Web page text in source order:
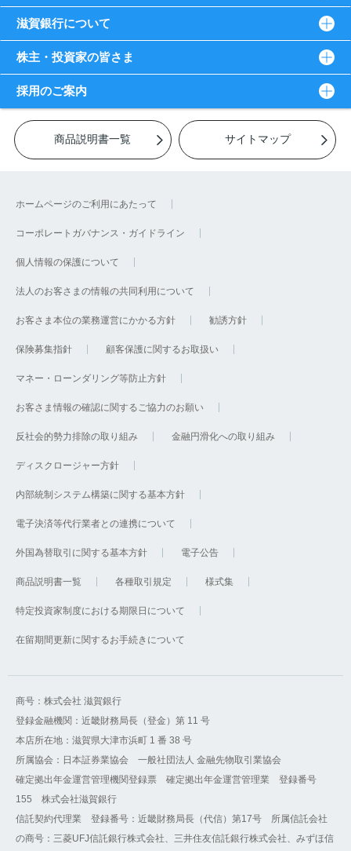
滋賀銀行について
株主・投資家の皆さま
採用のご案内
商品説明書一覧 サイトマップ
ホームページのご利用にあたって
コーポレートガバナンス・ガイドライン
個人情報の保護について
法人のお客さまの情報の共同利用について
お客さま本位の業務運営にかかる方針 勧誘方針
保険募集指針 顧客保護に関するお取扱い
マネー・ローンダリング等防止方針
お客さま情報の確認に関するご協力のお願い
反社会的勢力排除の取り組み 金融円滑化への取り組み
ディスクロージャー方針
内部統制システム構築に関する基本方針
電子決済等代行業者との連携について
外国為替取引に関する基本方針 電子公告
商品説明書一覧 各種取引規定 様式集
特定投資家制度における期限日について
在留期間更新に関するお手続きについて
商号：株式会社 滋賀銀行
登録金融機関：近畿財務局長（登金）第 11 号
本店所在地：滋賀県大津市浜町 1 番 38 号
所属協会：日本証券業協会 一般社団法人 金融先物取引業協会
確定拠出年金運営管理機関登録票 確定拠出年金運営管理業 登録番号
155 株式会社滋賀銀行
信託契約代理業 登録番号：近畿財務局長（代信）第17号 所属信託会社
の商号：三菱UFJ信託銀行株式会社、三井住友信託銀行株式会社、みずほ信